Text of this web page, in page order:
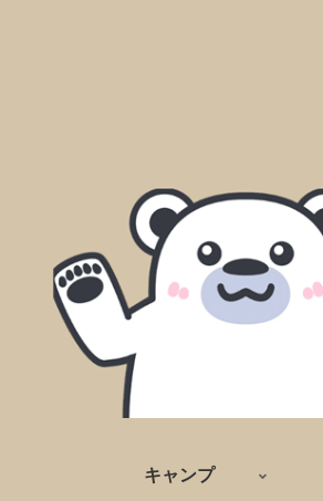
キャンプ